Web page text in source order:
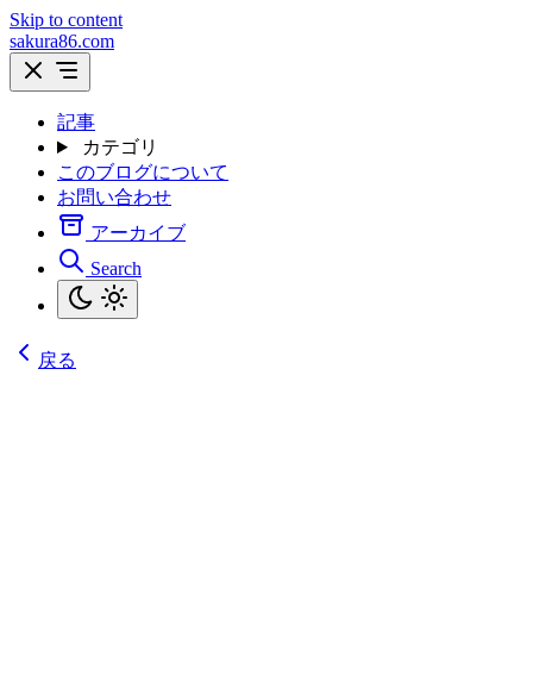
Skip to content
sakura86.com
記事
カテゴリ
このブログについて
お問い合わせ
アーカイブ
Search
戻る